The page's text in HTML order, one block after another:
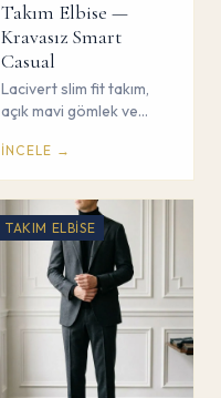
Takım Elbise —
Kravasız Smart
Casual
Lacivert slim fit takım,
açık mavi gömlek ve
kombin. Çorum Savaş
Giyim.
İNCELE →
TAKIM ELBISE